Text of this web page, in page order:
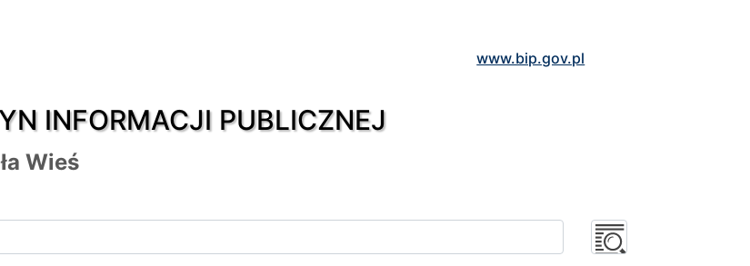
INFORMACJI PUBLICZNEJ
www.bip.gov.pl
Wieś